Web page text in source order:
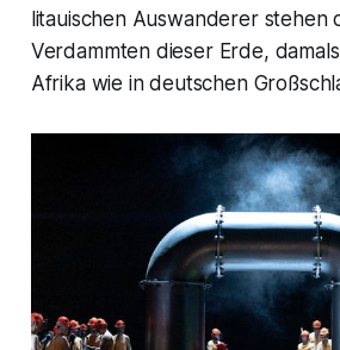
litauischen Auswanderer stehen
Verdammten dieser Erde,
Afrika wie in deutschen